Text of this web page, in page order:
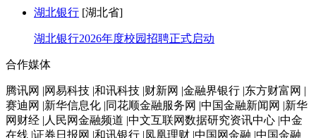
湖北银行 [湖北省]
湖北银行2026年度校园招聘正式启动
合作媒体
腾讯网 |网易科技 |和讯科技 |财新网 |金融界银行 |东方财富网 |
赛迪网 |新华信息化 |同花顺金融服务网 |中国金融新闻网 |新华
网财经 |人民网金融频道 |中文互联网数据研究资讯中心 |中金
在线 |证券日报网 |和讯银行 |凤凰理财 |中国网金融 |中国金融